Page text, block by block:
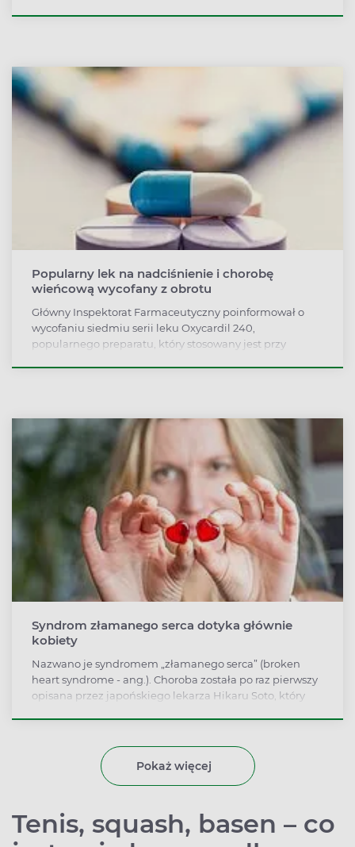
wzrost stężenia leptyny.
Popularny lek na nadciśnienie i chorobę
wieńcową wycofany z obrotu
Główny Inspektorat Farmaceutyczny poinformował o
wycofaniu siedmiu serii leku Oxycardil 240,
popularnego preparatu, który stosowany jest przy
Syndrom złamanego serca dotyka głównie
kobiety
Nazwano je syndromem „złamanego serca” (broken
heart syndrome - ang.). Choroba została po raz pierwszy
opisana przez japońskiego lekarza Hikaru Soto, który
Pokaż więcej
Tenis, squash, basen – co